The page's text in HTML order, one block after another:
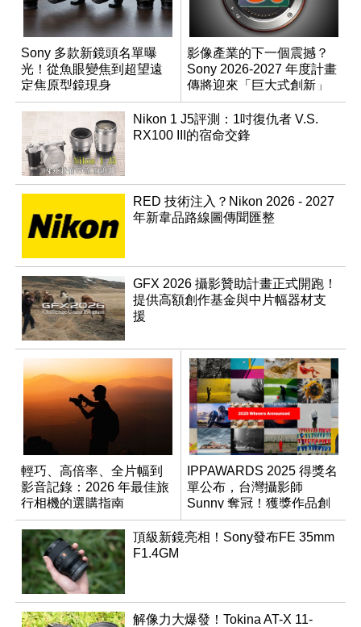
Sony 多款新鏡頭名單曝
光！從魚眼變焦到超望遠
定焦原型鏡現身
影像產業的下一個震撼？
Sony 2026-2027 年度計畫
傳將迎來「巨大式創新」
Nikon 1 J5評測：1吋復仇者 V.S.
RX100 III的宿命交鋒
RED 技術注入？Nikon 2026 - 2027
年新韋品路線圖傳聞匯整
GFX 2026 攝影贊助計畫正式開跑！
提供高額創作基金與中片幅器材支
援
輕巧、高倍率、全片幅到
影音記錄：2026 年最佳旅
行相機的選購指南
IPPAWARDS 2025 得獎名
單公布，台灣攝影師
Sunny 奪冠！獲獎作品創
作心法大公開
頂級新鏡亮相！Sony發布FE 35mm
F1.4GM
解像力大爆發！Tokina AT-X 11-